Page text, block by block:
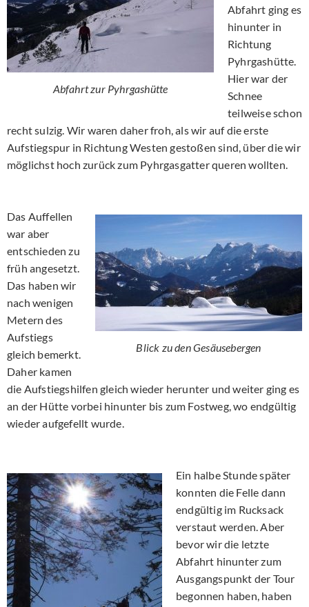
Abfahrt zur Pyhrgashütte
Abfahrt ging es
hinunter in
Richtung
Pyhrgashütte.
Hier war der
Schnee
teilweise schon
recht sulzig. Wir waren daher froh, als wir auf die erste
Aufstiegspur in Richtung Westen gestoßen sind, über die wir
möglichst hoch zurück zum Pyhrgasgatter queren wollten.
Blick zu den Gesäusebergen
Das Auffellen
war aber
entschieden zu
früh angesetzt.
Das haben wir
nach wenigen
Metern des
Aufstiegs
gleich bemerkt.
Daher kamen
die Aufstiegshilfen gleich wieder herunter und weiter ging es
an der Hütte vorbei hinunter bis zum Fostweg, wo endgültig
wieder aufgefellt wurde.
Ein halbe Stunde später
konnten die Felle dann
endgültig im Rucksack
verstaut werden. Aber
bevor wir die letzte
Abfahrt hinunter zum
Ausgangspunkt der Tour
begonnen haben, haben